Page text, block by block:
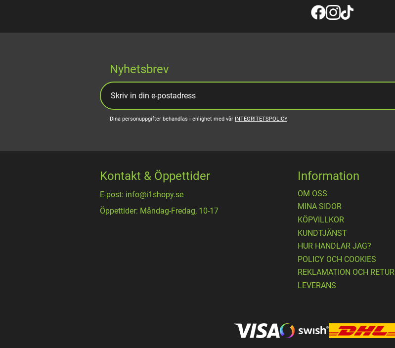
Nyhetsbrev
Dina personuppgifter behandlas i enlighet med vår INTEGRITETSPOLICY.
Kontakt & Öppettider
E-post: info@i1shopy.se
Öppettider: Måndag-Fredag, 10-17
Information
OM OSS
MINA SIDOR
KÖPVILLKOR
KUNDTJÄNST
HUR HANDLAR JAG?
POLICY OCH COOKIES
REKLAMATION OCH RETUR
LEVERANS